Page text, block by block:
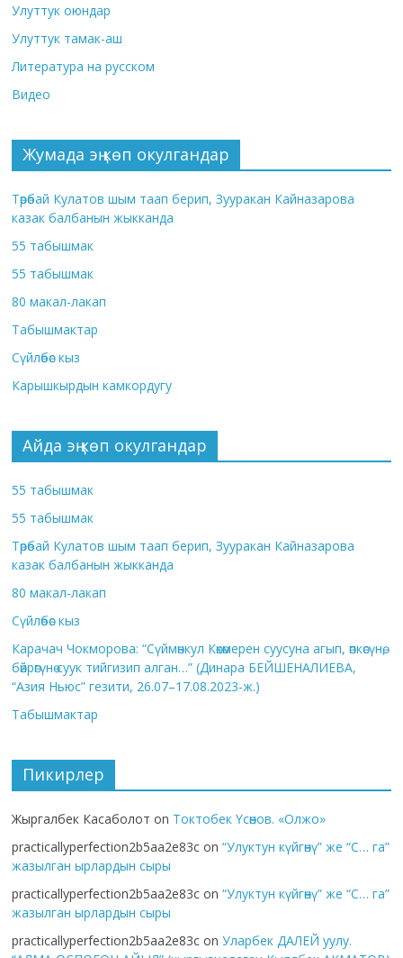
Улуттук оюндар
Улуттук тамак-аш
Литература на русском
Видео
Жумада эң көп окулгандар
Төрөбай Кулатов шым таап берип, Зууракан Кайназарова
казак балбанын жыкканда
55 табышмак
55 табышмак
80 макал-лакап
Табышмактар
Сүйлөбөс кыз
Карышкырдын камкордугу
Айда эң көп окулгандар
55 табышмак
55 табышмак
Төрөбай Кулатов шым таап берип, Зууракан Кайназарова
казак балбанын жыкканда
80 макал-лакап
Сүйлөбөс кыз
Карачач Чокморова: “Сүймөнкул Көкөмерен суусуна агып, өпкөсүнө,
бөйрөгүнө суук тийгизип алган…” (Динара БЕЙШЕНАЛИЕВА,
“Азия Ньюс” гезити, 26.07–17.08.2023-ж.)
Табышмактар
Пикирлер
Жыргалбек Касаболот on Токтобек Үсөнов. «Олжо»
practicallyperfection2b5aa2e83c on“Улуктун күйгөнү” же “С… га”
жазылган ырлардын сыры
practicallyperfection2b5aa2e83c on“Улуктун күйгөнү” же “С… га”
жазылган ырлардын сыры
practicallyperfection2b5aa2e83c onУларбек ДАЛЕЙ уулу.